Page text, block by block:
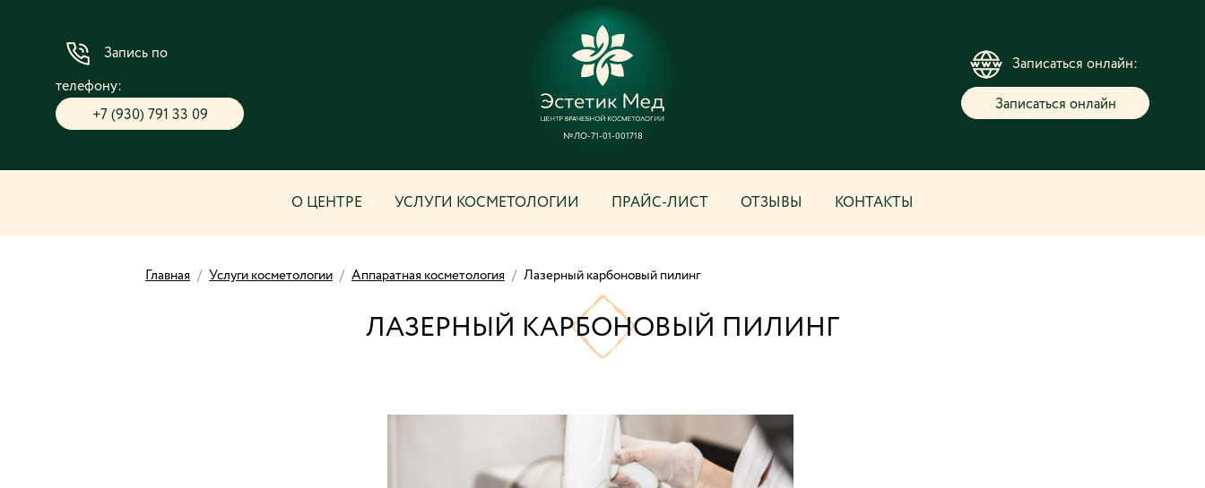
Запись по
телефону:
+7 (930) 791 33 09
№ЛО-71-01-001718
Записаться онлайн:
Записаться онлайн
О ЦЕНТРЕ УСЛУГИ КОСМЕТОЛОГИИ ПРАЙС-ЛИСТ ОТЗЫВЫ КОНТАКТЫ
Главная / Услуги косметологии / Аппаратная косметология / Лазерный карбоновый пилинг
ЛАЗЕРНЫЙ КАРБОНОВЫЙ ПИЛИНГ